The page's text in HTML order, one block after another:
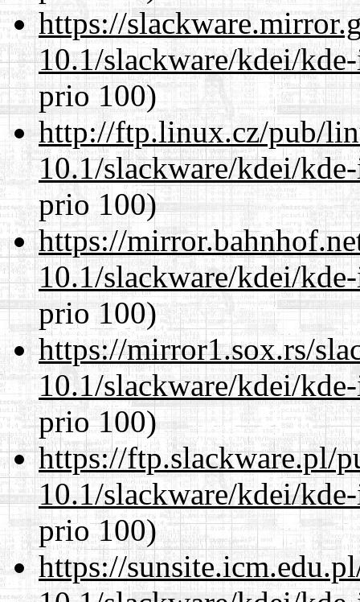
https://
10.1/slackware/kdei/
prio 100)
http://ftp.linux.cz/pub/
10.1/slackware/kdei/
prio 100)
https://
10.1/slackware/kdei/
prio 100)
https://mirror1.sox.rs/
10.1/slackware/kdei/
prio 100)
https://ftp.slackware.pl/
10.1/slackware/kdei/
prio 100)
https://